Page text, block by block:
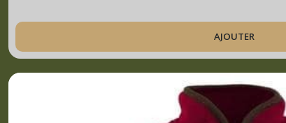
AJOUTER